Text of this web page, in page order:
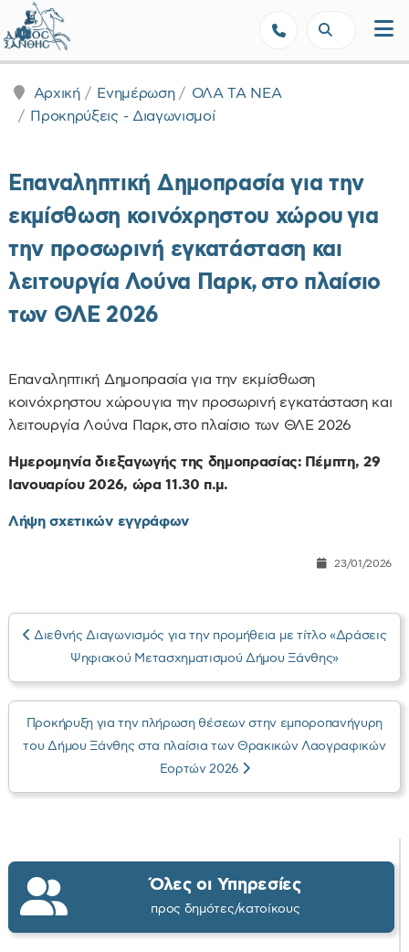
Αρχική Ενημέρωση
ΟΛΑ ΤΑ ΝΕΑ
Προκηρύξεις - Διαγωνισμοί
Επαναληπτική Δημοπρασία για την
εκμίσθωση κοινόχρηστου χώρου για
την προσωρινή εγκατάσταση και
λειτουργία Λούνα Παρκ, στο πλαίσιο
των ΘΛΕ 2026
Επαναληπτική Δημοπρασία για την εκμίσθωση
κοινόχρηστου χώρου για την προσωρινή εγκατάσταση και
λειτουργία Λούνα Παρκ, στο πλαίσιο των ΘΛΕ 2026
Ημερομηνία διεξαγωγής της δημοπρασίας: Πέμπτη, 29
Ιανουαρίου 2026, ώρα 11.30 π.μ.
Λήψη σχετικών εγγράφων
23/01/2026
Διεθνής Διαγωνισμός για την προμήθεια με τίτλο «Δράσεις
Ψηφιακού Μετασχηματισμού Δήμου Ξάνθης»
Προκήρυξη για την πλήρωση θέσεων στην εμποροπανήγυρη
του Δήμου Ξάνθης στα πλαίσια των Θρακικών Λαογραφικών
Εορτών 2026
Όλες οι Υπηρεσίες
προς δημότες/κατοίκους